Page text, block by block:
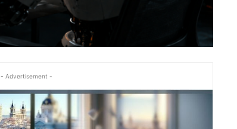
- Advertisement -